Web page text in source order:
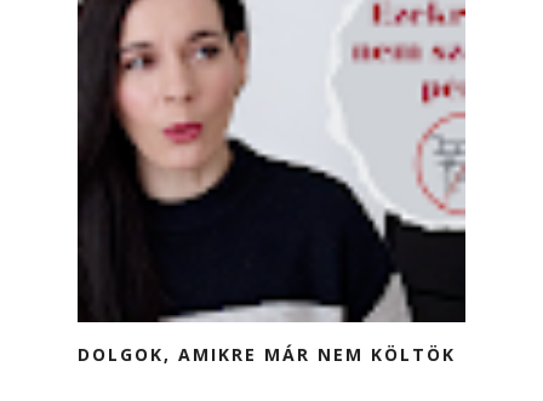
DOLGOK, AMIKRE MÁR NEM KÖLTÖK